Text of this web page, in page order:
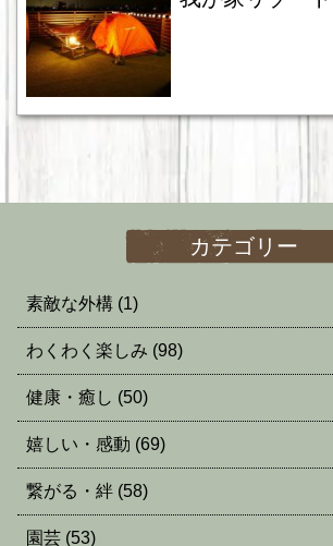
カテゴリー
素敵な外構 (1)
わくわく楽しみ (98)
健康・癒し (50)
嬉しい・感動 (69)
繋がる・絆 (58)
園芸 (53)